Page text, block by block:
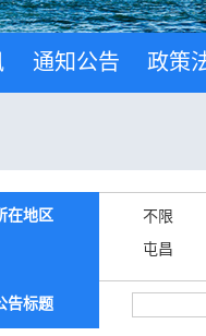
通知公告 政策
在地区
不限
屯昌
告标题